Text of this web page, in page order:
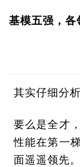
基模五强，各
其实仔细分
要么是全才
性能在第一
面遥遥领先。